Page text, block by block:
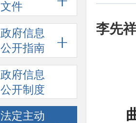
文件
政府信息
公开指南
政府信息
公开制度
法定主动
李先